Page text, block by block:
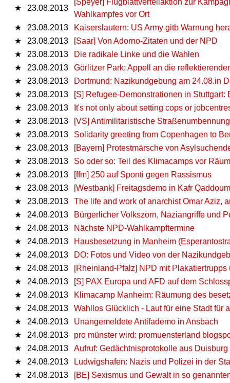
★ 23.08.2013
Wahlkampfes vor Ort
★
23.08.2013
Kaiserslautern: US Army gitb Warnung
★
23.08.2013
[Saar] Von Adorno-Zitaten und der NPD
★
23.08.2013
Die radikale Linke und die Wahlen
★
23.08.2013
Görlitzer Park: Appell an die
★
23.08.2013
Dortmund: Nazikundgebung am 24.08.in
★
23.08.2013
[S] Refugee-Demonstrationen in Stuttgart:
★
23.08.2013
It's not only about setting cops or
★
23.08.2013
[VS] Antimilitaristische
★
23.08.2013
Solidarity greeting from Copenhagen to
★
23.08.2013
[Bayern] Protestmärsche von
★
23.08.2013
So oder so: Teil des Klimacamps vor
★
23.08.2013
[ffm] 250 auf Sponti gegen Rassismus
★
23.08.2013
[Westbank] Freitagsdemo in Kafr Qaddoum
★
23.08.2013
The life and work of anarchist Omar Aziz,
★
24.08.2013
Bürgerlicher Volkszorn, Naziangriffe und
★
24.08.2013
Nächste NPD-Wahlkampftermine
★
24.08.2013
Hausbesetzung in Manheim
★
24.08.2013
DO: Fotos und Video von der
★
24.08.2013
[Rheinland-Pfalz] NPD mit Plakatiertrupps
★
24.08.2013
[S] PAX Europa und AFD auf dem
★
24.08.2013
Klimacamp Manheim: Räumung des
★
24.08.2013
Wahllos Glücklich - Laut für eine Stadt für
★
24.08.2013
Unangemeldete Antifademo in Ansbach
★
24.08.2013
pro münster wird: promuensterland
★
24.08.2013
Aufruf: Gedächtnisprotokolle aus Duisburg
★
24.08.2013
Ludwigshafen: Nazis und Polizei in der
★
24.08.2013
[BE] Sexismus und Gewalt in so